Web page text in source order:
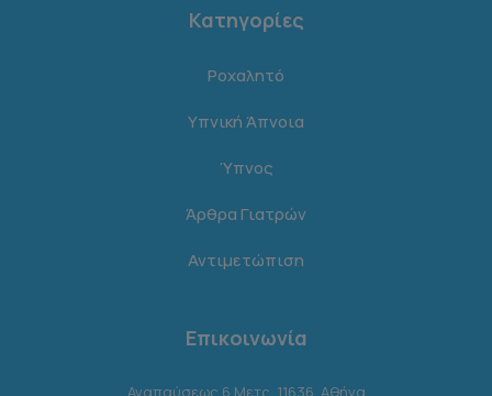
Κατηγορίες
Ροχαλητό
Υπνική Άπνοια
Ύπνος
Άρθρα Γιατρών
Αντιμετώπιση
Επικοινωνία
Αναπαύσεως 6 Μετς, 11636, Αθήνα